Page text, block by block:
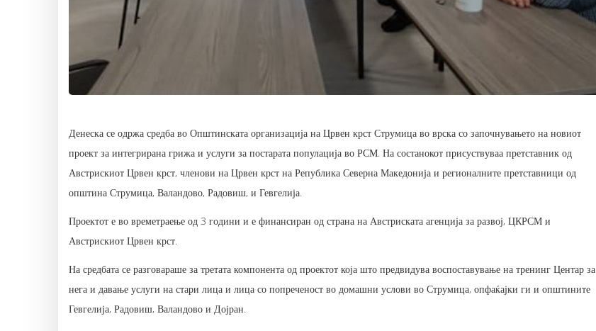
Денеска се одржа средба во Општинската организација на Црвен крст Струмица во врска со започнувањето на новиот
проект за интегрирана грижа и услуги за постарата популација во РСМ. На состанокот присуствуваа претставник од
Австрискиот Црвен крст, членови на Црвен крст на Република Северна Македонија и регионалните претставници од
општина Струмица, Валандово, Радовиш, и Гевгелија.
Проектот е во времетраење од 3 години и е финансиран од страна на Австриската агенција за развој, ЦКРСМ и
Австрискиот Црвен крст.
На средбата се разговараше за третата компонента од проектот која што предвидува воспоставување на тренинг Центар за
нега и давање услуги на стари лица и лица со попреченост во домашни услови во Струмица, опфаќајки ги и општините
Гевгелија, Радовиш, Валандово и Дојран.